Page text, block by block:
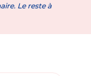
Le reste à